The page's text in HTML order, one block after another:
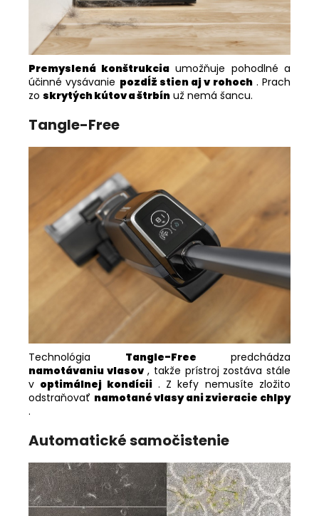
Premyslená konštrukciaumožňuje pohodlné a
účinné vysávanie pozdĺž stien aj v rohoch. Prach
zo skrytých kútov a štrbín už nemá šancu.
Tangle-Free
Technológia Tangle-Free predchádza
namotávaniu vlasov, takže prístroj zostáva stále
v optimálnej kondícii. Z kefy nemusíte zložito
odstraňovať namotané vlasy ani zvieracie chlpy
.
Automatické samočistenie